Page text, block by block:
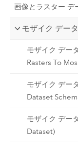
画像とラスター デ
モザイク デー
モザイク デー
Rasters To
モザイク デー
Dataset
モザイク デー
Dataset)